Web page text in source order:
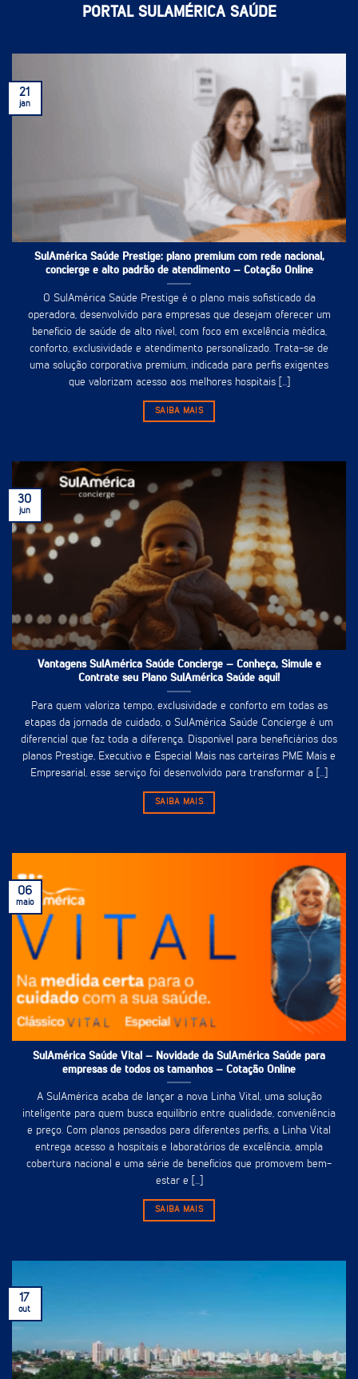
PORTAL SULAMÉRICA SAÚDE
SulAmérica Saúde Prestige: plano premium com rede nacional,
concierge e alto padrão de atendimento – Cotação Online
O SulAmérica Saúde Prestige é o plano mais sofisticado da
operadora, desenvolvido para empresas que desejam oferecer um
benefício de saúde de alto nível, com foco em excelência médica,
conforto, exclusividade e atendimento personalizado. Trata-se de
uma solução corporativa premium, indicada para perfis exigentes
que valorizam acesso aos melhores hospitais [...]
SAIBA MAIS
21
jan
Vantagens SulAmérica Saúde Concierge – Conheça, Simule e
Contrate seu Plano SulAmérica Saúde aqui!
Para quem valoriza tempo, exclusividade e conforto em todas as
etapas da jornada de cuidado, o SulAmérica Saúde Concierge é um
diferencial que faz toda a diferença. Disponível para beneficiários dos
planos Prestige, Executivo e Especial Mais nas carteiras PME Mais e
Empresarial, esse serviço foi desenvolvido para transformar a [...]
SAIBA MAIS
30
jun
SulAmérica Saúde Vital – Novidade da SulAmérica Saúde para
empresas de todos os tamanhos – Cotação Online
A SulAmérica acaba de lançar a nova Linha Vital, uma solução
inteligente para quem busca equilíbrio entre qualidade, conveniência
e preço. Com planos pensados para diferentes perfis, a Linha Vital
entrega acesso a hospitais e laboratórios de excelência, ampla
cobertura nacional e uma série de benefícios que promovem bem-
estar e [...]
SAIBA MAIS
06
maio
17
out